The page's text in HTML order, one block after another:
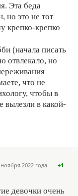
Эта беда
но это не тот
крепко-крепко
(начала писать
отвлекало, но
что не
чтобы в
в какой-
ноября 2022 года +1
девочки очень